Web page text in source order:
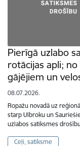
Pierīgā uzlabo
rotācijas apli;
gājējiem un
08.07.2026.
Ropažu novadā uz
starp Ulbroku un
uzlabos satiksmes
Ceļi, satiksme